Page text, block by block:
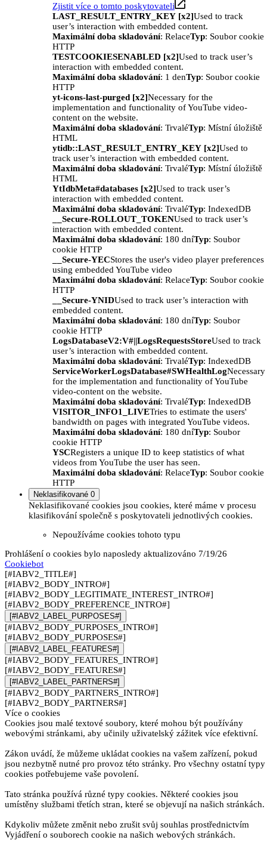
Zjistit více o tomto poskytovateli
LAST_RESULT_ENTRY_KEY [x2]Used to track
user’s interaction with embedded content.
Maximální doba skladování: RelaceTyp: Soubor cookie
HTTP
TESTCOOKIESENABLED [x2]Used to track user’s
interaction with embedded content.
Maximální doba skladování: 1 denTyp: Soubor cookie
HTTP
yt-icons-last-purged [x2]Necessary for the
implementation and functionality of YouTube video-
content on the website.
Maximální doba skladování: TrvaléTyp: Místní úložiště
HTML
ytidb::LAST_RESULT_ENTRY_KEY [x2]Used to
track user’s interaction with embedded content.
Maximální doba skladování: TrvaléTyp: Místní úložiště
HTML
YtIdbMeta#databases [x2]Used to track user’s
interaction with embedded content.
Maximální doba skladování: TrvaléTyp: IndexedDB
__Secure-ROLLOUT_TOKENUsed to track user’s
interaction with embedded content.
Maximální doba skladování: 180 dníTyp: Soubor
cookie HTTP
__Secure-YECStores the user's video player preferences
using embedded YouTube video
Maximální doba skladování: RelaceTyp: Soubor cookie
HTTP
__Secure-YNIDUsed to track user’s interaction with
embedded content.
Maximální doba skladování: 180 dníTyp: Soubor
cookie HTTP
LogsDatabaseV2:V#||LogsRequestsStoreUsed to track
user’s interaction with embedded content.
Maximální doba skladování: TrvaléTyp: IndexedDB
ServiceWorkerLogsDatabase#SWHealthLogNecessary
for the implementation and functionality of YouTube
video-content on the website.
Maximální doba skladování: TrvaléTyp: IndexedDB
VISITOR_INFO1_LIVETries to estimate the users'
bandwidth on pages with integrated YouTube videos.
Maximální doba skladování: 180 dníTyp: Soubor
cookie HTTP
YSCRegisters a unique ID to keep statistics of what
videos from YouTube the user has seen.
Maximální doba skladování: RelaceTyp: Soubor cookie
HTTP
Neklasifikované 0
Neklasifikované cookies jsou cookies, které máme v procesu
klasifikování společně s poskytovateli jednotlivých cookies.
Nepoužíváme cookies tohoto typu
Prohlášení o cookies bylo naposledy aktualizováno 7/19/26
Cookiebot
[#IABV2_TITLE#]
[#IABV2_BODY_INTRO#]
[#IABV2_BODY_LEGITIMATE_INTEREST_INTRO#]
[#IABV2_BODY_PREFERENCE_INTRO#]
[#IABV2_LABEL_PURPOSES#]
[#IABV2_BODY_PURPOSES_INTRO#]
[#IABV2_BODY_PURPOSES#]
[#IABV2_LABEL_FEATURES#]
[#IABV2_BODY_FEATURES_INTRO#]
[#IABV2_BODY_FEATURES#]
[#IABV2_LABEL_PARTNERS#]
[#IABV2_BODY_PARTNERS_INTRO#]
[#IABV2_BODY_PARTNERS#]
Více o cookies
Cookies jsou malé textové soubory, které mohou být používány
webovými stránkami, aby učinily uživatelský zážitek více efektivní.
Zákon uvádí, že můžeme ukládat cookies na vašem zařízení, pokud
jsou nezbytně nutné pro provoz této stránky. Pro všechny ostatní typy
cookies potřebujeme vaše povolení.
Tato stránka používá různé typy cookies. Některé cookies jsou
umístěny službami třetích stran, které se objevují na našich stránkách.
Kdykoliv můžete změnit nebo zrušit svůj souhlas prostřednictvím
Vyjádření o souborech cookie na našich webových stránkách.